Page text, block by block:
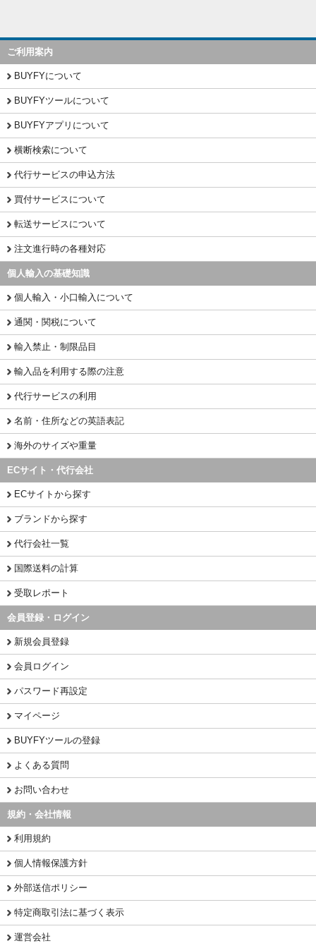
ご利用案内
BUYFYについて
BUYFYツールについて
BUYFYアプリについて
横断検索について
代行サービスの申込方法
買付サービスについて
転送サービスについて
注文進行時の各種対応
個人輸入の基礎知識
個人輸入・小口輸入について
通関・関税について
輸入禁止・制限品目
輸入品を利用する際の注意
代行サービスの利用
名前・住所などの英語表記
海外のサイズや重量
ECサイト・代行会社
ECサイトから探す
ブランドから探す
代行会社一覧
国際送料の計算
受取レポート
会員登録・ログイン
新規会員登録
会員ログイン
パスワード再設定
マイページ
BUYFYツールの登録
よくある質問
お問い合わせ
規約・会社情報
利用規約
個人情報保護方針
外部送信ポリシー
特定商取引法に基づく表示
運営会社